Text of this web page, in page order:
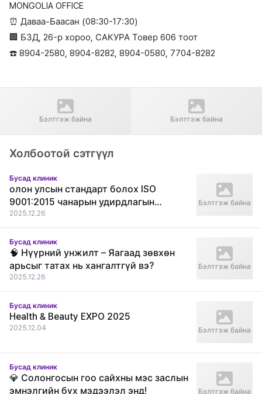
MONGOLIA OFFICE
⏰ Даваа-Баасан (08:30-17:30)
🏢 БЗД, 26-р хороо, САКУРА Товер 606 тоот
☎️ 8904-2580, 8904-8282, 8904-0580, 7704-8282
Өмнөх нийтлэл
Бэлтгэж байна
Дараагийн нийтлэл
Wonderful Plastic Surgery –
Дунд насны нүдний мэс
Бэлтгэж байна
Холбоотой сэтгүүл
Бусад клиник
олон улсын стандарт болох ISO
9001:2015 чанарын удирдлагын
тогтолцооны гэрчилгээг амжилттай
хүлээн авлаа.
2025.12.26
Бэлтгэж байна
Бусад клиник
🧠 Нүүрний унжилт – Яагаад зөвхөн
арьсыг татах нь хангалтгүй вэ?
2025.12.26
Бэлтгэж байна
Бусад клиник
Health & Beauty EXPO 2025
2025.12.04 Бэлтгэж байна
Бусад клиник
💎 Солонгосын гоо сайхны мэс заслын
эмнэлгийн бүх мэдээлэл энд!
Бэлтгэж байна